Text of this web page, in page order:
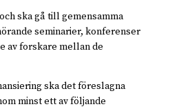
ska gå till gemensamma
seminarier, konferenser
av forskare mellan de
ska det föreslagna
minst ett av följande